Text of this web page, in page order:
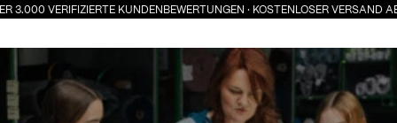
VERIFIZIERTE KUNDENBEWERTUNGEN · KOSTENLOSER VERSAND AB
Ausbildung unserer Lehrlinge